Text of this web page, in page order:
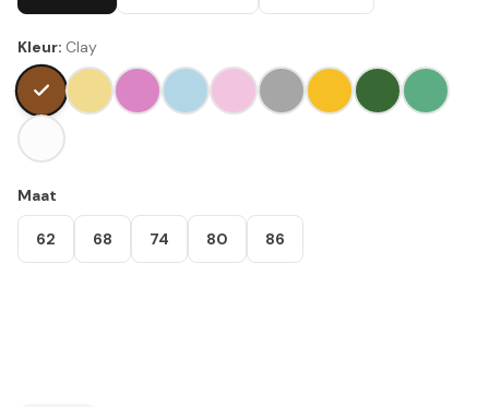
Kleur: Clay
Maat
62 68 74 80 86